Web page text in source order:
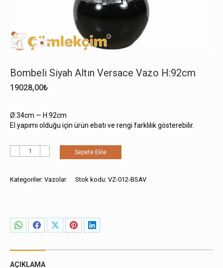
Bombeli Siyah Altın Versace Vazo H:92cm
19028,00₺
Ø:34cm — H:92cm
El yapımı olduğu için ürün ebatı ve rengi farklılık gösterebilir.
Bombeli
Versace
Sepete Ekle
Kategoriler: Vazolar Stok kodu: VZ-012-BSAV
Share
WhatsApp
Share
Facebook
ShareShareShare
AÇIKLAMA